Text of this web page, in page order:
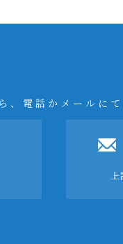
、電話かメールに
上